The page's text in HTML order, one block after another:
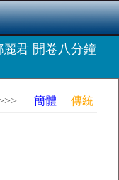
君 開卷八分鐘
簡體 傳統